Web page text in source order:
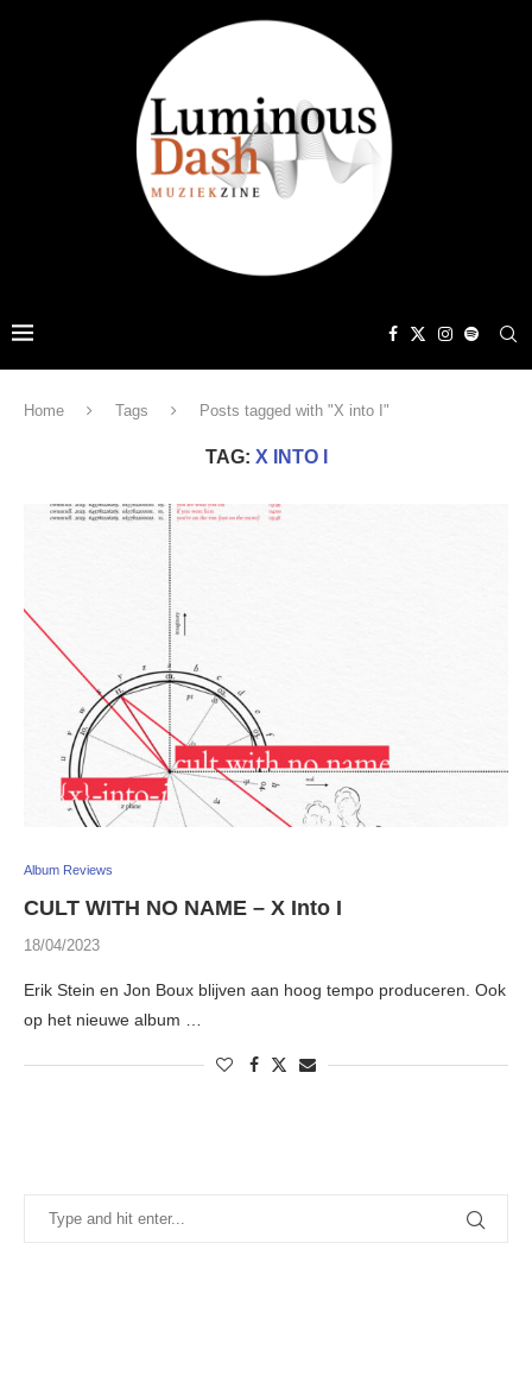
Home Tags Posts tagged with "X into I"
TAG: X INTO I
Album Reviews
CULT WITH NO NAME – X Into I
18/04/2023
Erik Stein en Jon Boux blijven aan hoog tempo produceren. Ook
op het nieuwe album …